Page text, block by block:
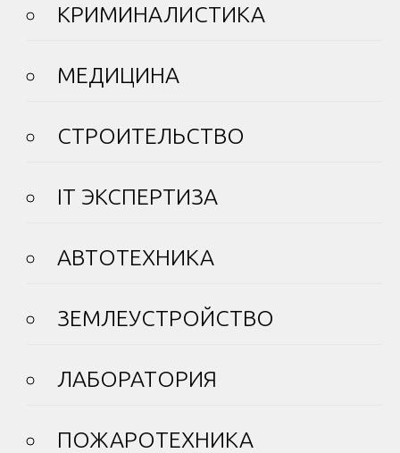
КРИМИНАЛИСТИКА
МЕДИЦИНА
СТРОИТЕЛЬСТВО
IT ЭКСПЕРТИЗА
АВТОТЕХНИКА
ЗЕМЛЕУСТРОЙСТВО
ЛАБОРАТОРИЯ
ПОЖАРОТЕХНИКА